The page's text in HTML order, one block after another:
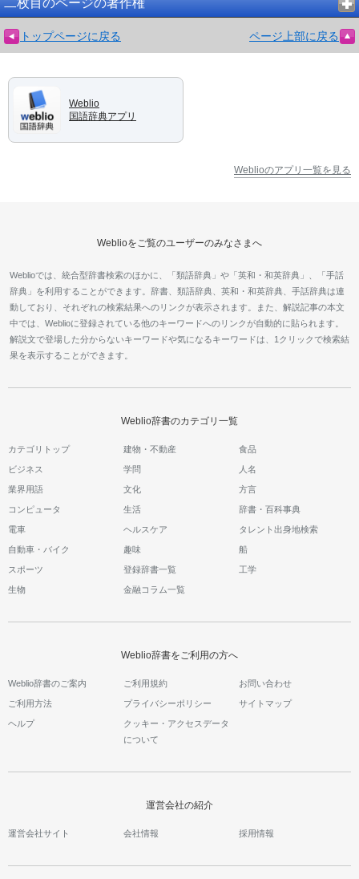
二枚目のページの著作権
トップページに戻る ページ上部に戻る
Weblio
国語辞典アプリ
Weblioのアプリ一覧を見る
Weblioをご覧のユーザーのみなさまへ
Weblioでは、統合型辞書検索のほかに、「類語辞典」や「英和・和英辞典」、「手話
辞典」を利用することができます。辞書、類語辞典、英和・和英辞典、手話辞典は連
動しており、それぞれの検索結果へのリンクが表示されます。また、解説記事の本文
中では、Weblioに登録されている他のキーワードへのリンクが自動的に貼られます。
解説文で登場した分からないキーワードや気になるキーワードは、1クリックで検索結
果を表示することができます。
Weblio辞書のカテゴリ一覧
カテゴリトップ 建物・不動産 食品
ビジネス 学問 人名
業界用語 文化 方言
コンピュータ 生活 辞書・百科事典
電車 ヘルスケア タレント出身地検索
自動車・バイク 趣味 船
スポーツ 登録辞書一覧 工学
生物 金融コラム一覧
Weblio辞書をご利用の方へ
Weblio辞書のご案内 ご利用規約 お問い合わせ
ご利用方法 プライバシーポリシー サイトマップ
ヘルプ
クッキー・アクセスデータ
について
運営会社の紹介
運営会社サイト 会社情報 採用情報